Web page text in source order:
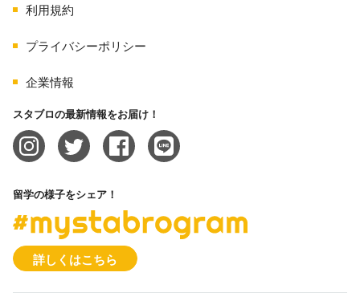
利用規約
プライバシーポリシー
企業情報
スタブロの最新情報をお届け！
留学の様子をシェア！
詳しくはこちら